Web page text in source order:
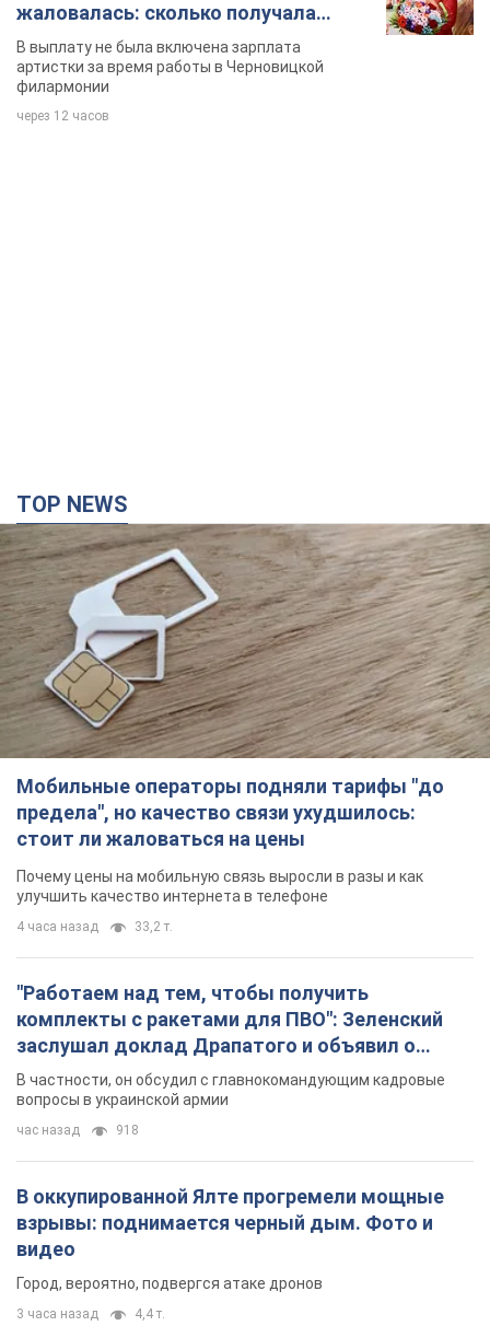
жаловалась: сколько получала
певица
В выплату не была включена зарплата
артистки за время работы в Черновицкой
филармонии
через 12 часов
TOP NEWS
Мобильные операторы подняли тарифы "до
предела", но качество связи ухудшилось:
стоит ли жаловаться на цены
Почему цены на мобильную связь выросли в разы и как
улучшить качество интернета в телефоне
4 часа назад 33,2 т.
"Работаем над тем, чтобы получить
комплекты с ракетами для ПВО": Зеленский
заслушал доклад Драпатого и объявил о
новых мерах
В частности, он обсудил с главнокомандующим кадровые
вопросы в украинской армии
час назад 918
В оккупированной Ялте прогремели мощные
взрывы: поднимается черный дым. Фото и
видео
Город, вероятно, подвергся атаке дронов
3 часа назад 4,4 т.